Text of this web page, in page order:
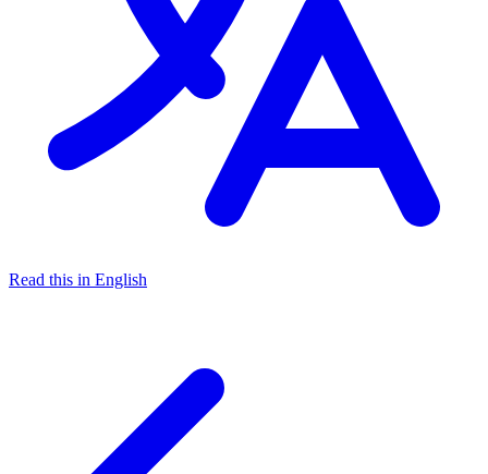
Read this in English